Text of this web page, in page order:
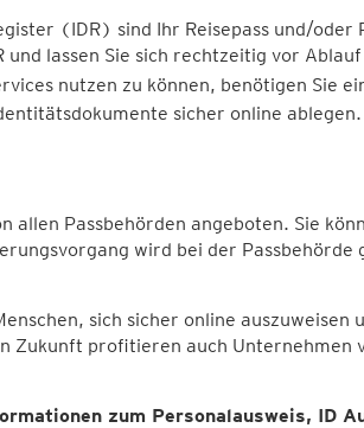
(IDR) sind Ihr Reisepass und/oder
und lassen Sie sich rechtzeitig vor
nutzen zu können, benötigen Sie
sicher online ablegen.
allen Passbehörden angeboten. Sie
wird bei der
sich sicher online auszuweisen
Zukunft profitieren auch Unternehmen
zum Personalausweis, ID